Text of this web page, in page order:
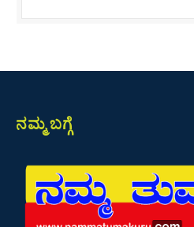
ನಮ್ಮ ಬಗ್ಗೆ